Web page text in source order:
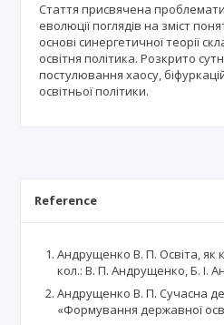
Стаття присвячена
еволюції поглядів на зміст
основі синергетичної теорії
освітня політика. Розкрито
постулювання хаосу,
освітньої політики.
Reference
Андрущенко В. П. Освіта, як
кол.: В. П. Андрущенко, Б. І.
Андрущенко В. П. Сучасна
«Формування державної